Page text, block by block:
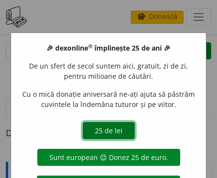
savings Donează
clear
opțiuni
definiții (1) pronunțievolume_up (9)
Definiția cu ID-ul 1048900:
Sinonime
🎉 dexonline® împlinește 25 de ani 🎉
De un sfert de secol suntem aici, gratuit, zi de zi,
pentru milioane de căutări.
Cu o mică donație aniversară ne-ați ajuta să păstrăm
cuvintele la îndemâna tuturor și pe viitor.